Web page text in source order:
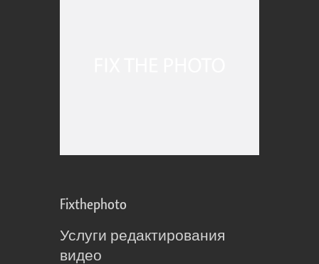
Fixthephoto
Услуги редактирования
видео